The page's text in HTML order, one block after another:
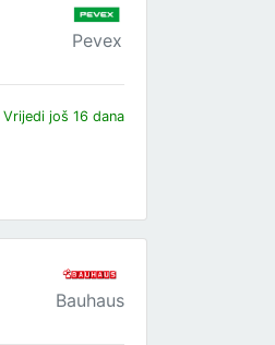
Pevex
Vrijedi još 16 dana
Bauhaus